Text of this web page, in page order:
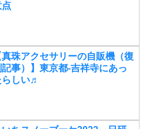
真珠アクセサリーの自販機（復
記事）】東京都-吉祥寺にあっ
らしい♬